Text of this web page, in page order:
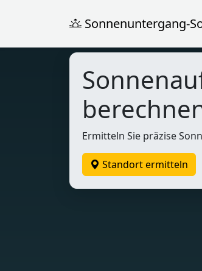
Sonnenuntergang-
Ermitteln Sie präzise
Standort ermitteln